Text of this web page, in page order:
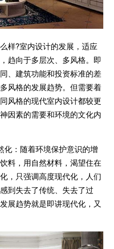
?室内设计的发展，适应
趋向于多层次、多风格。即
、建筑功能和投资标准的差
风格的发展趋势。但需要着
风格的现代室内设计都较更
因素的需要和环境的文化内
：随着环境保护意识的增
料，用自然材料，渴望住在
，只强调高度现代化，人们
到失去了传统、失去了过
展趋势就是即讲现代化，又